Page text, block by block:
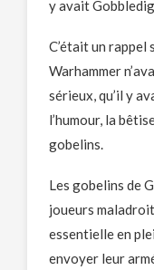
y avait
C’était un rappel
Warhammer
sérieux, qu’il y
l’humour, la
gobelins.
Les gobelins de
joueurs
essentielle en
envoyer leur